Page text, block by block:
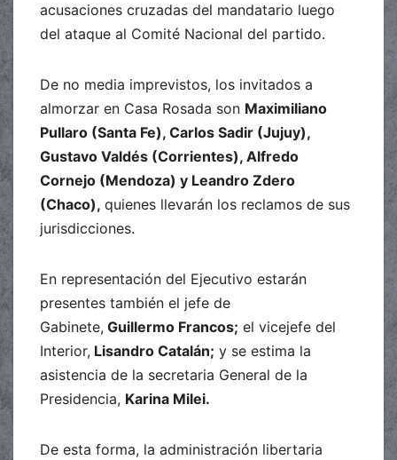
acusaciones cruzadas del mandatario luego
del ataque al Comité Nacional del partido.
De no media imprevistos, los invitados a
almorzar en Casa Rosada son Maximiliano
Pullaro (Santa Fe), Carlos Sadir (Jujuy),
Gustavo Valdés (Corrientes), Alfredo
Cornejo (Mendoza) y Leandro Zdero
(Chaco), quienes llevarán los reclamos de sus
jurisdicciones.
En representación del Ejecutivo estarán
presentes también el jefe de
Gabinete, Guillermo Francos; el vicejefe del
Interior, Lisandro Catalán; y se estima la
asistencia de la secretaria General de la
Presidencia, Karina Milei.
De esta forma, la administración libertaria